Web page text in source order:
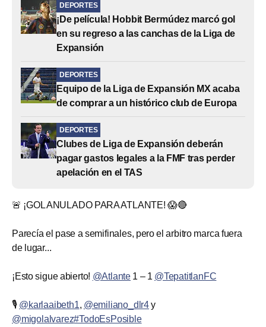
DEPORTES
¡De película! Hobbit Bermúdez marcó gol
en su regreso a las canchas de la Liga de
Expansión
DEPORTES
Equipo de la Liga de Expansión MX acaba
de comprar a un histórico club de Europa
DEPORTES
Clubes de Liga de Expansión deberán
pagar gastos legales a la FMF tras perder
apelación en el TAS
🚨 ¡GOL ANULADO PARA ATLANTE! 😱🔴
Parecía el pase a semifinales, pero el arbitro marca fuera
de lugar...
¡Esto sigue abierto! @Atlante 1 – 1 @TepatitlanFC
🎙️ @karlaaibeth1, @emiliano_dlr4y
@migolalvarez#TodoEsPosible